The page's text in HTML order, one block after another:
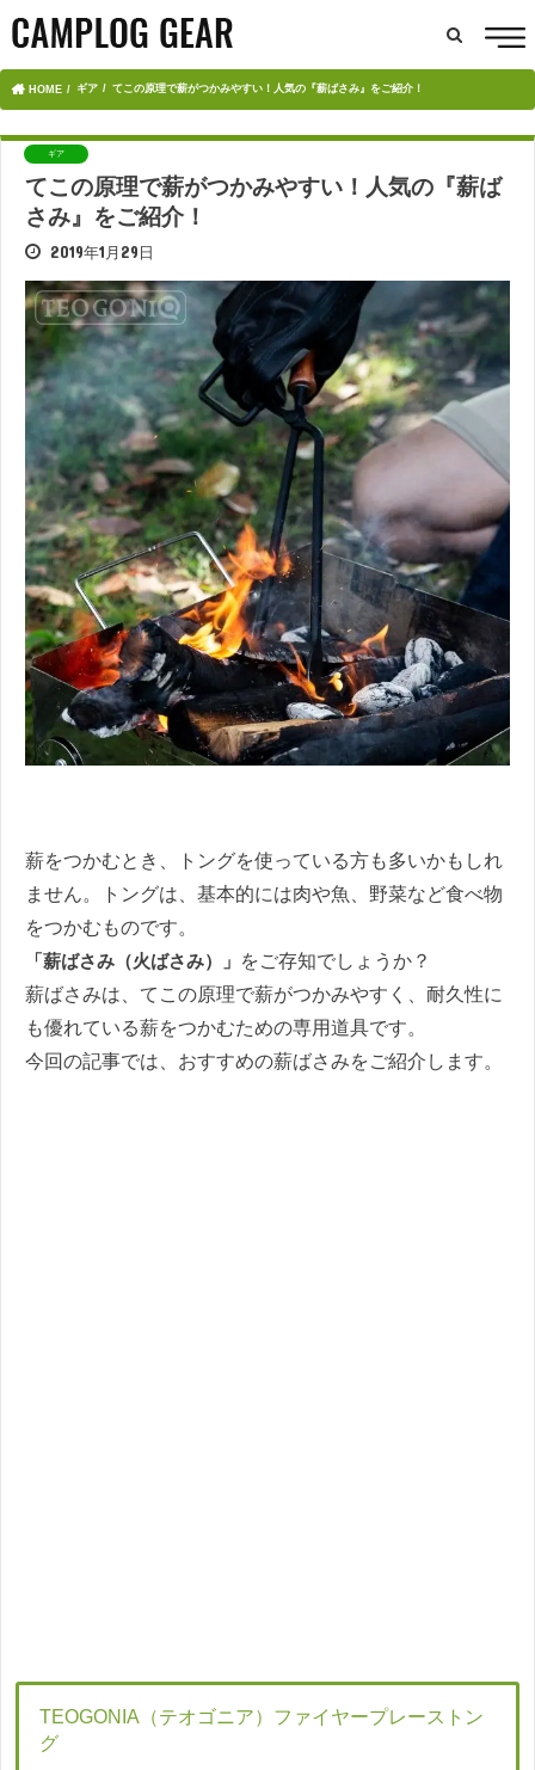
HOME ギア てこの原理で薪がつかみやすい！人気の『薪ばさみ』をご紹介！
ギア
てこの原理で薪がつかみやすい！人気の『薪ば
さみ』をご紹介！
2019年1月29日
薪をつかむとき、トングを使っている方も多いかもしれ
ません。トングは、基本的には肉や魚、野菜など食べ物
をつかむものです。
「薪ばさみ（火ばさみ）」 をご存知でしょうか？
薪ばさみは、てこの原理で薪がつかみやすく、耐久性に
も優れている薪をつかむための専用道具です。
今回の記事では、おすすめの薪ばさみをご紹介します。
TEOGONIA（テオゴニア）ファイヤープレーストン
グ